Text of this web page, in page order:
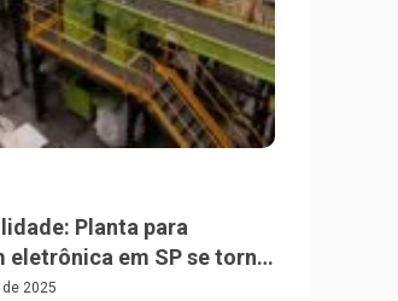
Planta para
eletrônica em SP se torna
Latina
2025